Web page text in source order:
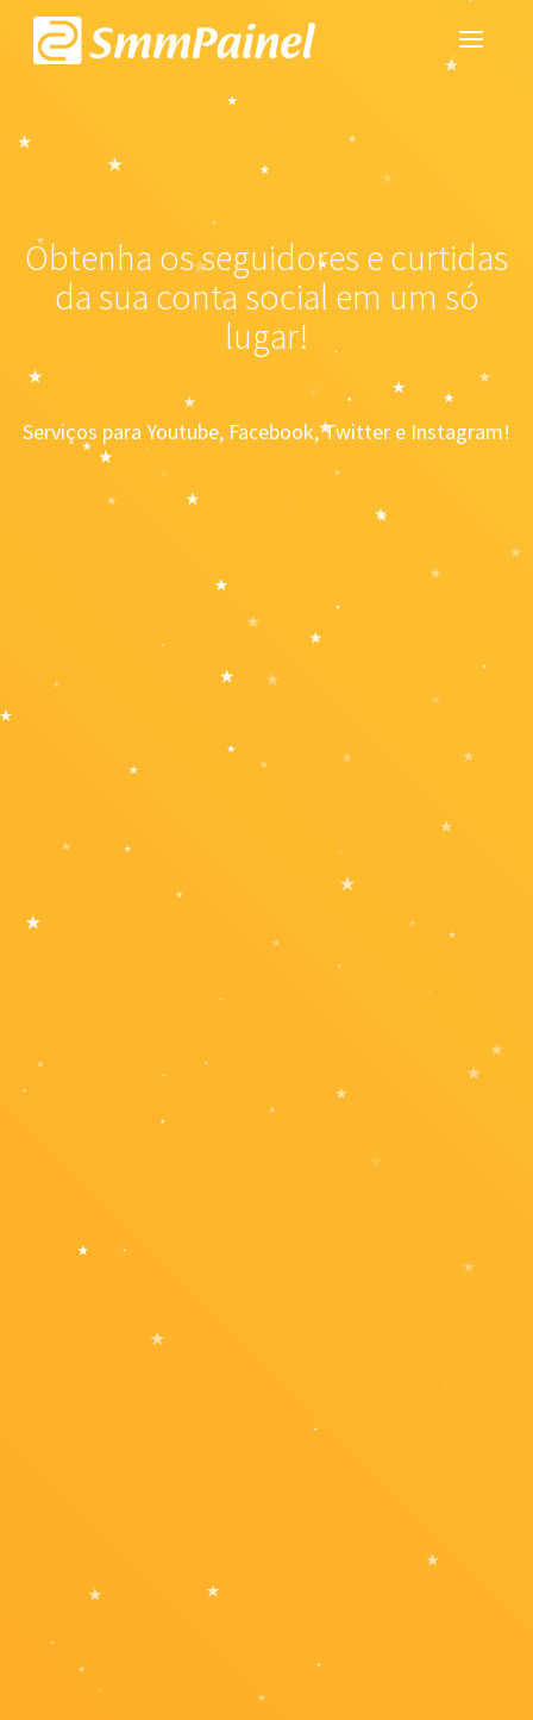
Obtenha os seguidores e curtidas
da sua conta social em um só
lugar!
Serviços para Youtube, Facebook, Twitter e Instagram!